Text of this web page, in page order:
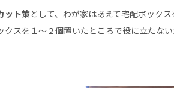
ット策として、わが家はあえて宅配ボック
スを１～２個置いたところで役に立たな